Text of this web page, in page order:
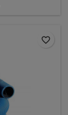
favorite_border